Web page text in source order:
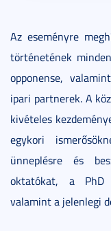
Az eseményre
történetének
opponense,
ipari partnerek. A
kivételes
egykori
ünneplésre és
oktatókat, a PhD
valamint a jelenlegi